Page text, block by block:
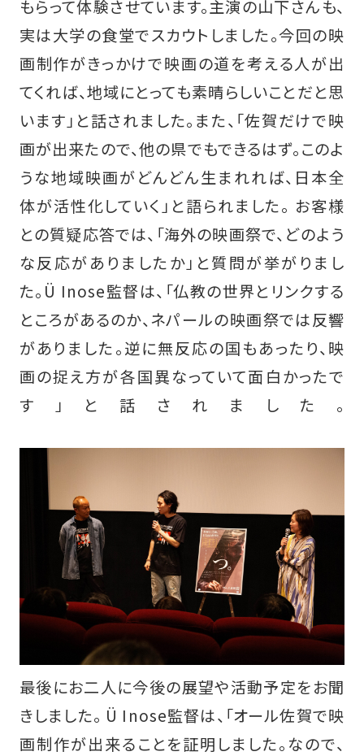
もらって体験させています。主演の山下さんも、
実は大学の食堂でスカウトしました。今回の映
画制作がきっかけで映画の道を考える人が出
てくれば、地域にとっても素晴らしいことだと思
います」と話されました。また、「佐賀だけで映
画が出来たので、他の県でもできるはず。このよ
うな地域映画がどんどん生まれれば、日本全
体が活性化していく」と語られました。 お客様
との質疑応答では、「海外の映画祭で、どのよう
な反応がありましたか」と質問が挙がりまし
た。Ü Inose監督は、「仏教の世界とリンクする
ところがあるのか、ネパールの映画祭では反響
がありました。逆に無反応の国もあったり、映
画の捉え方が各国異なっていて面白かったで
す」と話されました。
最後にお二人に今後の展望や活動予定をお聞
きしました。 Ü Inose監督は、「オール佐賀で映
画制作が出来ることを証明しました。なので、